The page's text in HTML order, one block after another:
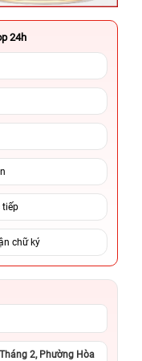
24h
tiếp
chữ ký
2, Phường Hòa